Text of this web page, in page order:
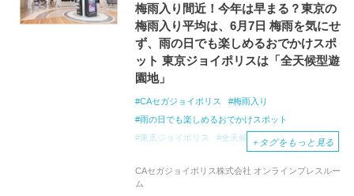
ディッピンドッツアイスクリーム
新感覚スイーツ
梅雨入り間近！今年は早まる？東京の
梅雨入り平均は、6月7日 梅雨を気にせ
ず、雨の日でも楽しめるおでかけスポ
ット 東京ジョイポリスは「全天候型遊
園地」
CAセガジョイポリス
梅雨入り
雨の日でも楽しめるおでかけスポット
東京ジョイポリス
全天候型遊園地
シューティングアトラクション
台場
＋ タグをもっと見る
CAセガジョイポリス株式会社 オンラインプレスルー
ム